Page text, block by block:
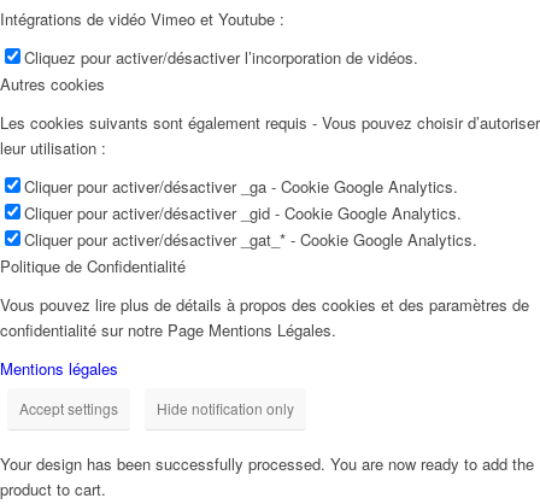
Intégrations de vidéo Vimeo et Youtube :
Cliquez pour activer/désactiver l’incorporation de vidéos.
Autres cookies
Les cookies suivants sont également requis - Vous pouvez choisir d’autoriser
leur utilisation :
Cliquer pour activer/désactiver _ga - Cookie Google Analytics.
Cliquer pour activer/désactiver _gid - Cookie Google Analytics.
Cliquer pour activer/désactiver _gat_* - Cookie Google Analytics.
Politique de Confidentialité
Vous pouvez lire plus de détails à propos des cookies et des paramètres de
confidentialité sur notre Page Mentions Légales.
Mentions légales
Accept settings Hide notification only
Your design has been successfully processed. You are now ready to add the
product to cart.